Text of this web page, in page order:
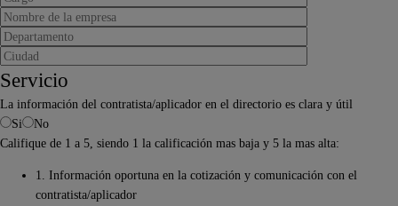
Servicio
La información del contratista/aplicador en el directorio es clara y útil
Si
No
Califique de 1 a 5, siendo 1 la calificación mas baja y 5 la mas alta:
1. Información oportuna en la cotización y comunicación con el
contratista/aplicador